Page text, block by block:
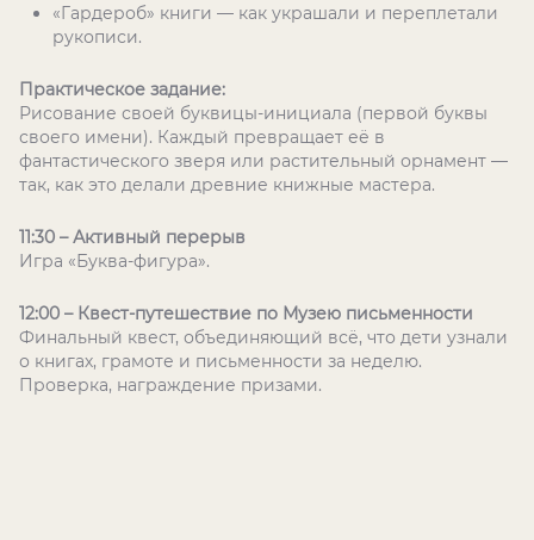
«Гардероб» книги — как украшали и переплетали
рукописи.
Практическое задание:
Рисование своей буквицы-инициала (первой буквы
своего имени). Каждый превращает её в
фантастического зверя или растительный орнамент —
так, как это делали древние книжные мастера.
11:30 – Активный перерыв
Игра «Буква-фигура».
12:00 – Квест-путешествие по Музею письменности
Финальный квест, объединяющий всё, что дети узнали
о книгах, грамоте и письменности за неделю.
Проверка, награждение призами.